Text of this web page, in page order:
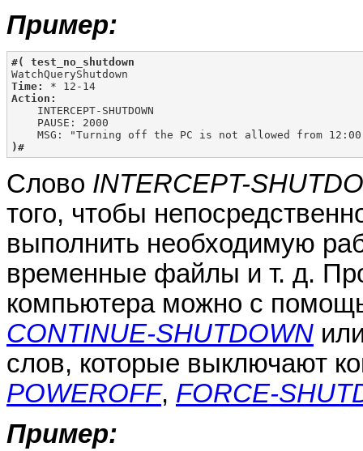
Пример:
#( test_no_shutdown
Time:
Action:
INTERCEPT-SHUTDOWN
    PAUSE: 2000
)#
Cлово INTERCEPT-
того, чтобы
выполнить необходимую
временные файлы и т. д.
компьютера можно с
CONTINUE-SHUTDOWN
слов, которые выключают
POWEROFF, FORCE-
Пример: